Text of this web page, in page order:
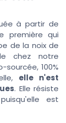
à partir de
première qui
de la noix de
chez notre
100%
elle n'est
. Elle résiste
est